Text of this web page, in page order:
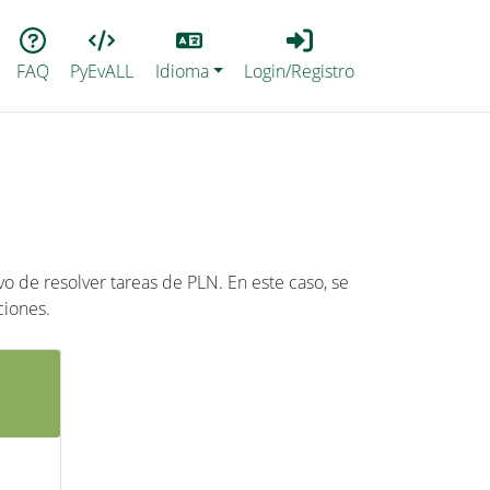
FAQ PyEvALL
Lang
Idioma
Login_Registro
Login/Registro
resolver tareas de PLN. En este caso, se